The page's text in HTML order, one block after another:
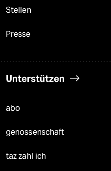
Stellen
Presse
Unterstützen
abo
genossenschaft
taz zahl ich